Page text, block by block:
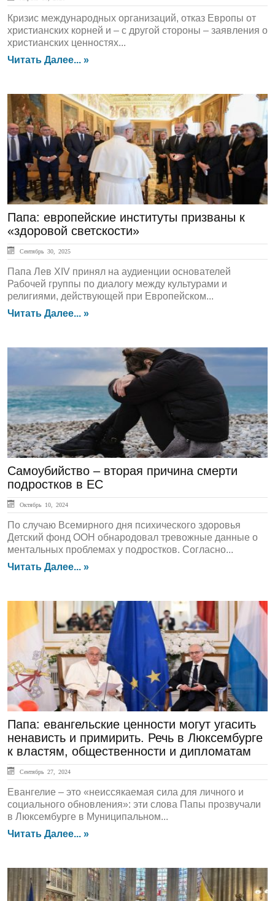
Кризис международных организаций, отказ Европы от
христианских корней и – с другой стороны – заявления о
христианских ценностях...
Читать Далее... »
ЛЕНТА НОВОСТЕЙ
Папа: европейские институты призваны к
«здоровой светскости»
Сентябрь 30, 2025
Папа Лев XIV принял на аудиенции основателей
Рабочей группы по диалогу между культурами и
религиями, действующей при Европейском...
Читать Далее... »
ЛЕНТА НОВОСТЕЙ
Самоубийство – вторая причина смерти
подростков в ЕС
Октябрь 10, 2024
По случаю Всемирного дня психического здоровья
Детский фонд ООН обнародовал тревожные данные о
ментальных проблемах у подростков. Согласно...
Читать Далее... »
ГЛАВНАЯ
Папа: евангельские ценности могут угасить
ненависть и примирить. Речь в Люксембурге
к властям, общественности и дипломатам
Сентябрь 27, 2024
Евангелие – это «неиссякаемая сила для личного и
социального обновления»: эти слова Папы прозвучали
в Люксембурге в Муниципальном...
Читать Далее... »
ЛЕНТА НОВОСТЕЙ